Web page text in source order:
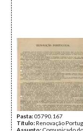
Pasta:05790.167
Título:Renovação